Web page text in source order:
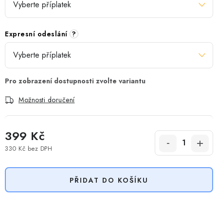
Expresní odeslání ?
Možnosti doručení
399 Kč
330 Kč bez DPH
PŘIDAT DO KOŠÍKU